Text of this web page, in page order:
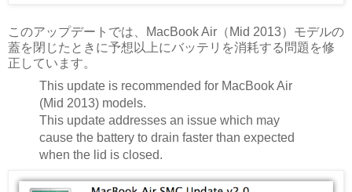
このアップデートでは、MacBook Air（Mid 2013）モデルの
蓋を閉じたときに予想以上にバッテリを消耗する問題を修
正しています。
This update is recommended for MacBook Air
(Mid 2013) models.
This update addresses an issue which may
cause the battery to drain faster than expected
when the lid is closed.